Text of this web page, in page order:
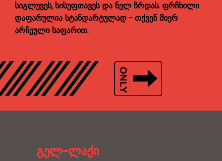
სიგლუვეს, სისუფთავეს და ნელ ზრდას. ფრჩხილი
დაფარულია სტანდარტულად - თქვენ მიერ
არჩეული საფარით.
გელ-ლაქი